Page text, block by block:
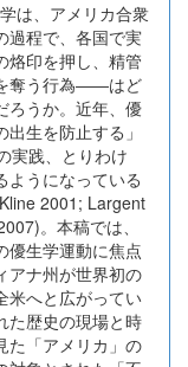
は、アメリカ合衆
過程で、各国で実
印を押し、精管
奪う行為――はど
ろうか。近年、優
生を防止する」
実践、とりわけ
ようになっている
2001; Largent
。本稿では、
優生学運動に焦点
アナ州が世界初の
米へと広がってい
た歴史の現場と時
た「アメリカ」の